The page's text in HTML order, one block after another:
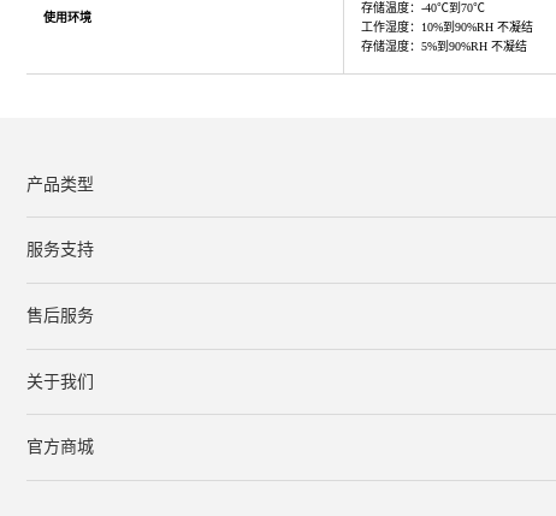
使用环境
存储温度：-40℃到70℃
工作湿度：10%到90%RH 不凝结
存储湿度：5%到90%RH 不凝结
产品类型
服务支持
下载中心
文档与指南
视频教程
售后服务
服务网点
保修条款
关于我们
公司简介
联系我们
在线客服
官方商城